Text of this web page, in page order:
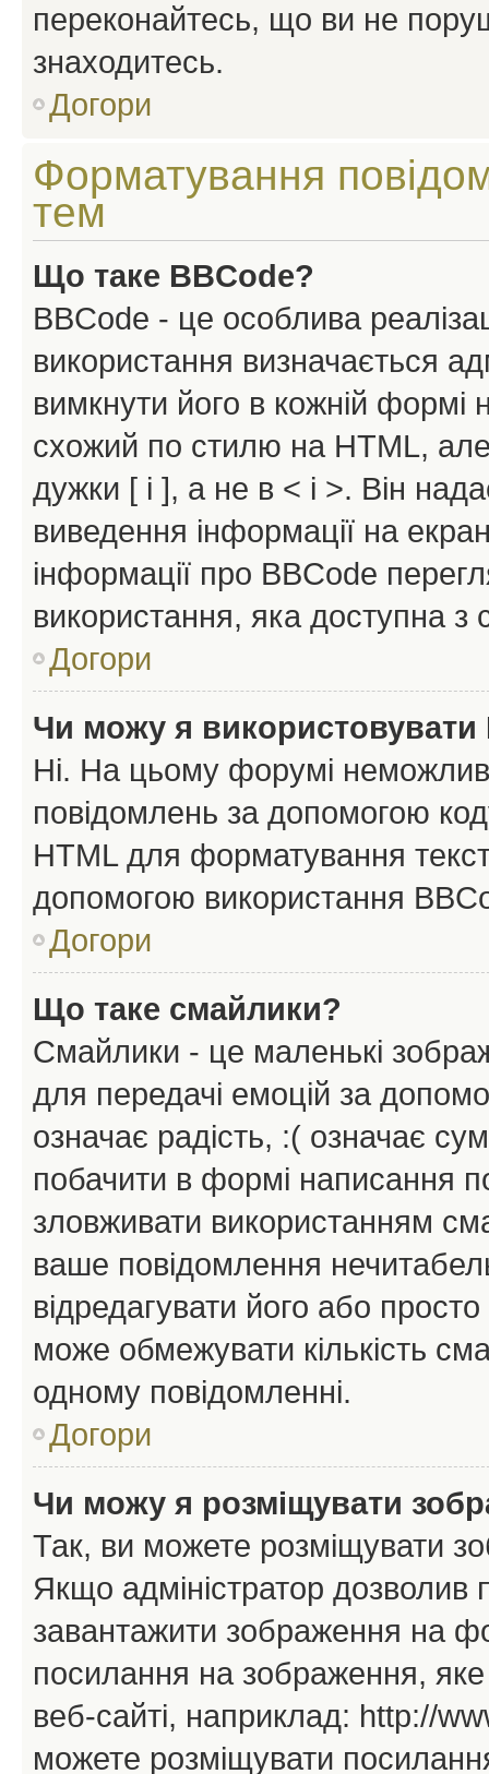
переконайтесь, що ви не
знаходитесь.
Догори
Форматування
тем
Що таке BBCode?
BBCode - це особлива
використання визначається
вимкнути його в кожній
схожий по стилю на HTML, але
дужки [ і ], а не в < і >. Він
виведення інформації на
інформації про BBCode
використання, яка доступна з
Догори
Чи можу я використовувати
Ні. На цьому форумі
повідомлень за допомогою
HTML для форматування
допомогою використання
Догори
Що таке смайлики?
Смайлики - це маленькі
для передачі емоцій за
означає радість, :( означає
побачити в формі написання
зловживати використанням
ваше повідомлення
відредагувати його або
може обмежувати кількість
одному повідомленні.
Догори
Чи можу я розміщувати
Так, ви можете розміщувати
Якщо адміністратор
завантажити зображення на
посилання на зображення, яке
веб-сайті, наприклад: http://
можете розміщувати